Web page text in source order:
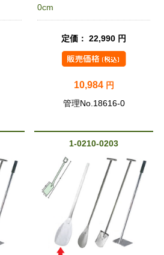
0cm
定価： 22,990 円
10,984 円
管理No.18616-0
1-0210-0203